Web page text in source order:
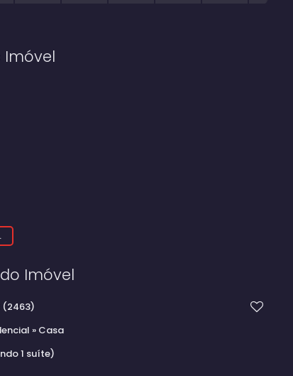
Imóvel
Imóvel
(2463)
» Casa
1 suíte)